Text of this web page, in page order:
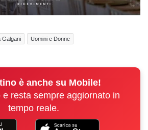
Galgani Uomini e Donne
è anche su Mobile!
e resta sempre aggiornato in
tempo reale.